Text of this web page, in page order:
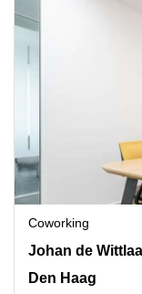
Coworking
Johan de
Johan de
Den Haag